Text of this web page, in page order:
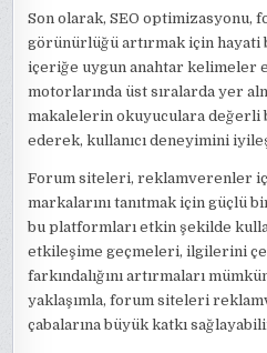
Son olarak, SEO optimizasyonu,
görünürlüğü artırmak için hayati
içeriğe uygun anahtar kelimeler
motorlarında üst sıralarda yer
makalelerin okuyuculara değerli
ederek, kullanıcı deneyimini
Forum siteleri, reklamverenler
markalarını tanıtmak için güçlü
bu platformları etkin şekilde
etkileşime geçmeleri, ilgilerini
farkındalığını artırmaları
yaklaşımla, forum siteleri
çabalarına büyük katkı